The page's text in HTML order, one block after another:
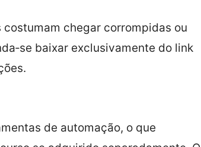
chegar corrompidas ou
baixar exclusivamente do link
de automação, o que